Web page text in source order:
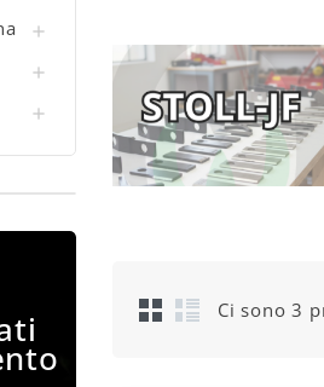



Ci sono 3